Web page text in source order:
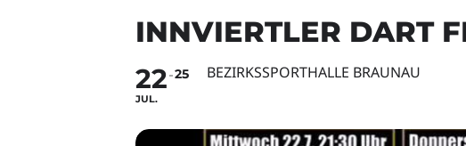
INNVIERTLER DART
22
JUL.
25 BEZIRKSSPORTHALLE BRAUNAU